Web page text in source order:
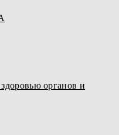
органов и